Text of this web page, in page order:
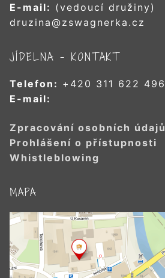
E-mail: (vedoucí družiny)
druzina@zswagnerka.cz
JÍDELNA – KONTAKT
Telefon: +420 311 622 496
E-mail:
Zpracování osobních údajů
Prohlášení o přístupnosti
Whistleblowing
MAPA